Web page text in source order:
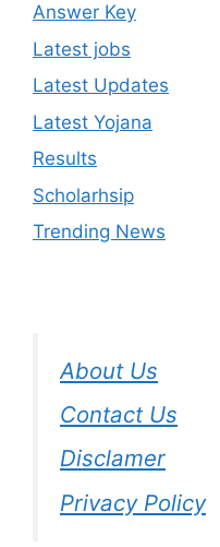
Answer Key
Latest jobs
Latest Updates
Latest Yojana
Results
Scholarhsip
Trending News
About Us
Contact Us
Disclamer
Privacy Policy